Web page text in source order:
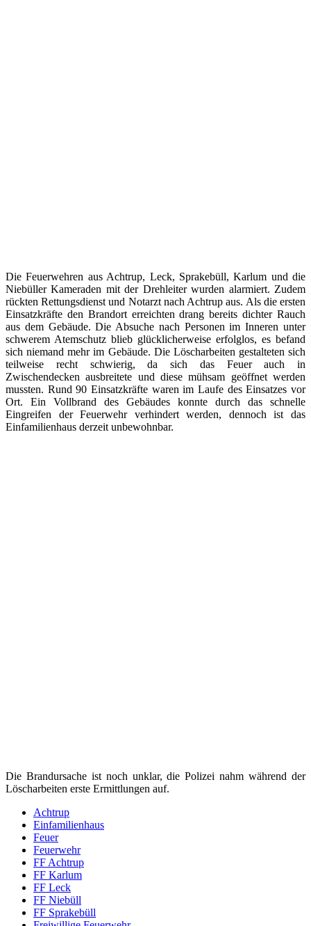
Die Feuerwehren aus Achtrup, Leck, Sprakebüll, Karlum und die
Niebüller Kameraden mit der Drehleiter wurden alarmiert. Zudem
rückten Rettungsdienst und Notarzt nach Achtrup aus. Als die ersten
Einsatzkräfte den Brandort erreichten drang bereits dichter Rauch
aus dem Gebäude. Die Absuche nach Personen im Inneren unter
schwerem Atemschutz blieb glücklicherweise erfolglos, es befand
sich niemand mehr im Gebäude. Die Löscharbeiten gestalteten sich
teilweise recht schwierig, da sich das Feuer auch in
Zwischendecken ausbreitete und diese mühsam geöffnet werden
mussten. Rund 90 Einsatzkräfte waren im Laufe des Einsatzes vor
Ort. Ein Vollbrand des Gebäudes konnte durch das schnelle
Eingreifen der Feuerwehr verhindert werden, dennoch ist das
Einfamilienhaus derzeit unbewohnbar.
Die Brandursache ist noch unklar, die Polizei nahm während der
Löscharbeiten erste Ermittlungen auf.
Achtrup
Einfamilienhaus
Feuer
Feuerwehr
FF Achtrup
FF Karlum
FF Leck
FF Niebüll
FF Sprakebüll